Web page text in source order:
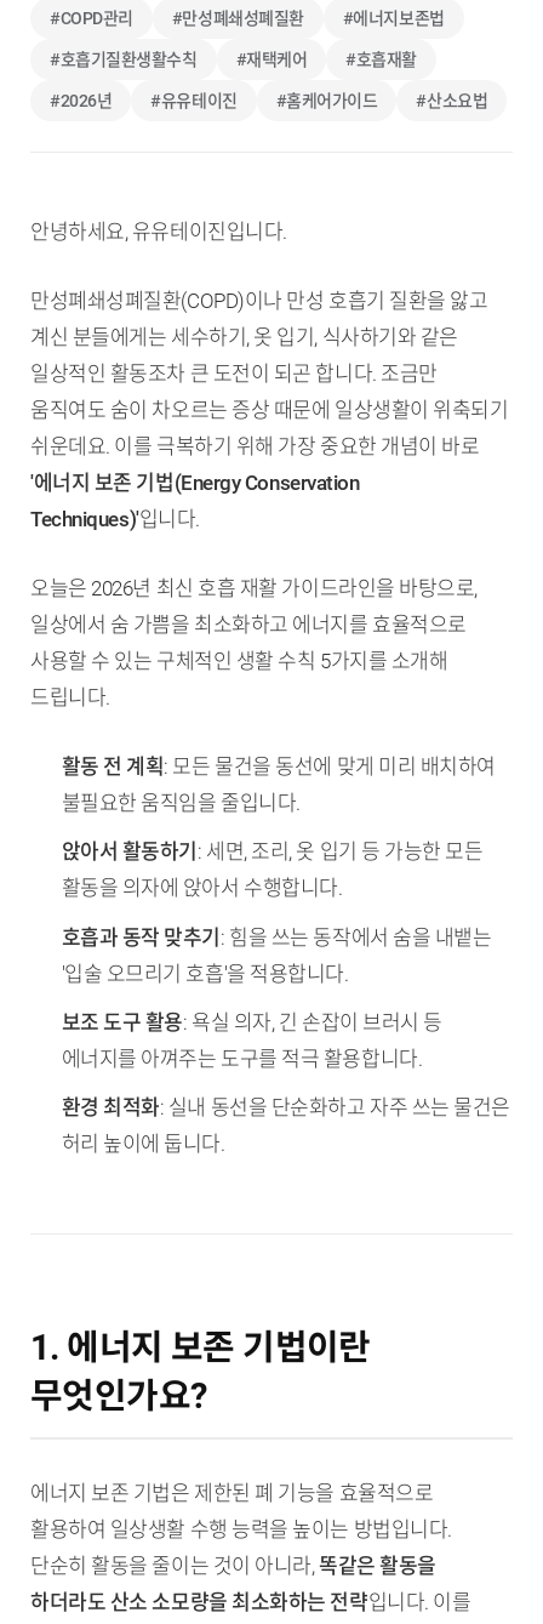
#COPD관리 #만성폐쇄성폐질환 #에너지보존법
#호흡기질환생활수칙 #재택케어 #호흡재활
#2026년 #유유테이진 #홈케어가이드 #산소요법
안녕하세요, 유유테이진입니다.
만성폐쇄성폐질환(COPD)이나 만성 호흡기 질환을 앓고
계신 분들에게는 세수하기, 옷 입기, 식사하기와 같은
일상적인 활동조차 큰 도전이 되곤 합니다. 조금만
움직여도 숨이 차오르는 증상 때문에 일상생활이 위축되기
쉬운데요. 이를 극복하기 위해 가장 중요한 개념이 바로
'에너지 보존 기법(Energy Conservation
Techniques)'입니다.
오늘은 2026년 최신 호흡 재활 가이드라인을 바탕으로,
일상에서 숨 가쁨을 최소화하고 에너지를 효율적으로
사용할 수 있는 구체적인 생활 수칙 5가지를 소개해
드립니다.
TL;DR (핵심 요약)
활동 전 계획: 모든 물건을 동선에 맞게 미리 배치하여
불필요한 움직임을 줄입니다.
앉아서 활동하기 : 세면, 조리, 옷 입기 등 가능한 모든
활동을 의자에 앉아서 수행합니다.
호흡과 동작 맞추기 : 힘을 쓰는 동작에서 숨을 내뱉는
'입술 오므리기 호흡'을 적용합니다.
보조 도구 활용: 욕실 의자, 긴 손잡이 브러시 등
에너지를 아껴주는 도구를 적극 활용합니다.
환경 최적화: 실내 동선을 단순화하고 자주 쓰는 물건은
허리 높이에 둡니다.
1. 에너지 보존 기법이란
무엇인가요?
에너지 보존 기법은 제한된 폐 기능을 효율적으로
활용하여 일상생활 수행 능력을 높이는 방법입니다.
단순히 활동을 줄이는 것이 아니라,똑같은 활동을
하더라도 산소 소모량을 최소화하는 전략입니다. 이를